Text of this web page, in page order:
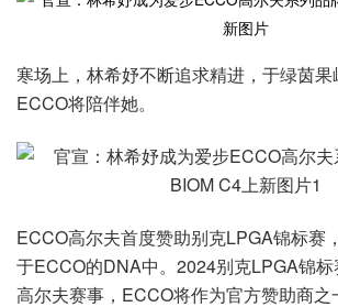
寒场上，林希妤不断追求精进，于绿茵
ECCO将陪伴她。
ECCO高尔夫首度赞助别克LPGA锦标赛
于ECCO的DNA中。2024别克LPGA锦
高尔夫赛事，ECCO将作为官方赞助商之